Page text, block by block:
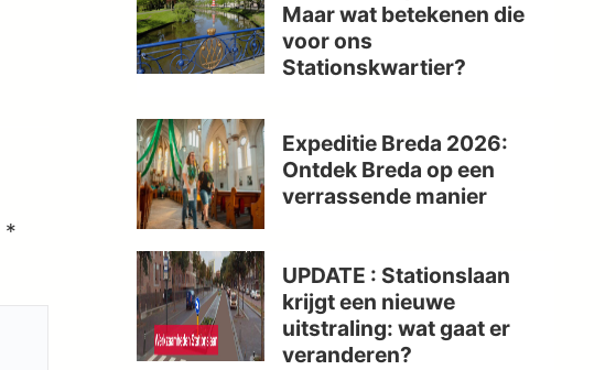
*
Maar wat betekenen die
voor ons
Stationskwartier?
Expeditie Breda 2026:
Ontdek Breda op een
verrassende manier
UPDATE : Stationslaan
krijgt een nieuwe
uitstraling: wat gaat er
veranderen?